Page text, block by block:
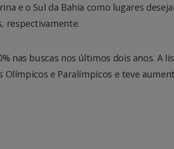
e o Sul da Bahia como lugares
respectivamente.
nas buscas nos últimos dois anos. A
Olímpicos e Paralímpicos e teve